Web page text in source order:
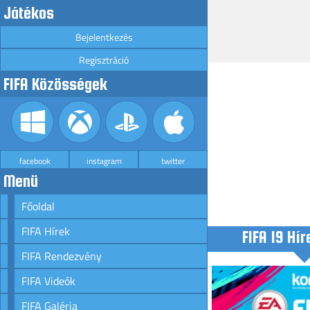
Játékos
Bejelentkezés
Regisztráció
FIFA Közösségek
facebook instagram twitter
Menü
Főoldal
FIFA Hírek
FIFA Rendezvény
FIFA Videók
FIFA Galéria
FIFA 19